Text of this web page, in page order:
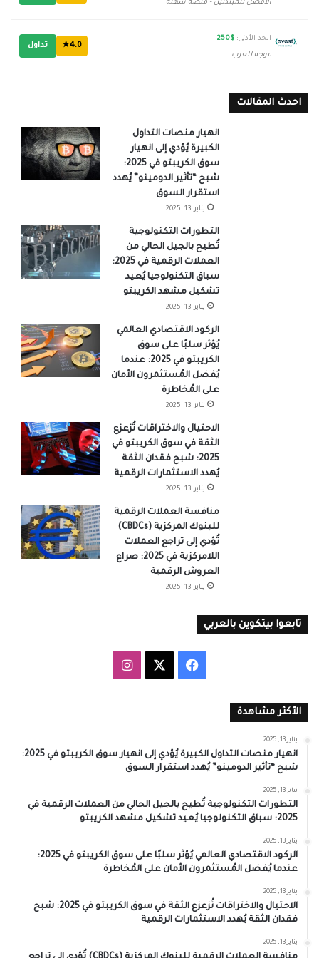
الأفضل للمبتدئين - منصة سهلة
الحد الأدنى: $250
موجه للعرب
4.0★ تداول
احدث المقالات
انهيار منصات التداول
الكبيرة يُؤدي إلى انهيار
سوق الكريبتو في 2025:
شبح “تأثير الدومينو” يُهدد
استقرار السوق
يناير 13, 2025
التطورات التكنولوجية
تُطيح بالجيل الحالي من
العملات الرقمية في 2025:
سباق التكنولوجيا يُعيد
تشكيل مشهد الكريبتو
يناير 13, 2025
الركود الاقتصادي العالمي
يُؤثر سلبًا على سوق
الكريبتو في 2025: عندما
يُفضل المُستثمرون الأمان
على المُخاطرة
يناير 13, 2025
الاحتيال والاختراقات تُزعزع
الثقة في سوق الكريبتو في
2025: شبح فقدان الثقة
يُهدد الاستثمارات الرقمية
يناير 13, 2025
منافسة العملات الرقمية
للبنوك المركزية (CBDCs)
تُؤدي إلى تراجع العملات
اللامركزية في 2025: صراع
العروش الرقمية
يناير 13, 2025
تابعوا بيتكوين بالعربي
فيسبوك انستقرام
الأكثر مشاهدة
يناير 13, 2025
انهيار منصات التداول الكبيرة يُؤدي إلى انهيار سوق الكريبتو في 2025:
شبح “تأثير الدومينو” يُهدد استقرار السوق
يناير 13, 2025
التطورات التكنولوجية تُطيح بالجيل الحالي من العملات الرقمية في
2025: سباق التكنولوجيا يُعيد تشكيل مشهد الكريبتو
يناير 13, 2025
الركود الاقتصادي العالمي يُؤثر سلبًا على سوق الكريبتو في 2025:
عندما يُفضل المُستثمرون الأمان على المُخاطرة
يناير 13, 2025
الاحتيال والاختراقات تُزعزع الثقة في سوق الكريبتو في 2025: شبح
فقدان الثقة يُهدد الاستثمارات الرقمية
يناير 13, 2025